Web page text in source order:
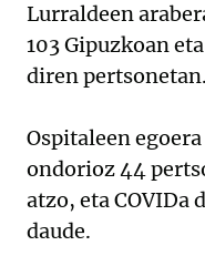
Lurraldeen
103 Gipuzkoan
diren pertsonetan.
Ospitaleen
ondorioz 44
atzo, eta COVIDa
daude.